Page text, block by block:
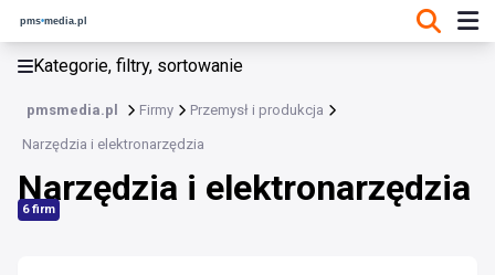
Kategorie, filtry, sortowanie
pmsmedia.pl Firmy Przemysł i produkcja
Narzędzia i elektronarzędzia
Narzędzia i elektronarzędzia
6 firm
Przemysł i produkcja
Maszyny i urządzenia przemysłowe